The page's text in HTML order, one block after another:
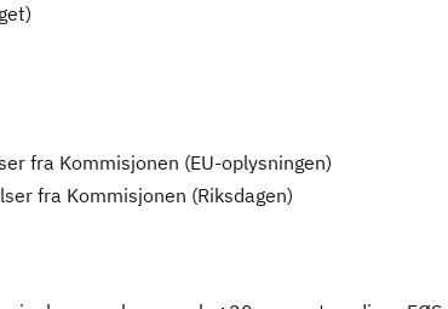
fra Kommisjonen (EU-oplysningen)
fra Kommisjonen (Riksdagen)